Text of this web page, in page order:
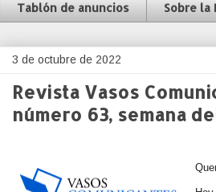
Tablón de anuncios Sobre la
3 de octubre de 2022
Revista Vasos
número 63, semana